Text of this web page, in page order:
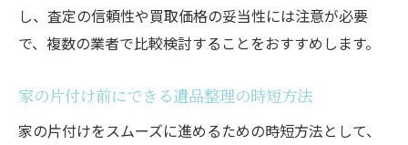
し、査定の信頼性や買取価格の妥当性には注意が必要
で、複数の業者で比較検討することをおすすめします。
家の片付け前にできる遺品整理の時短方法
家の片付けをスムーズに進めるための時短方法として、